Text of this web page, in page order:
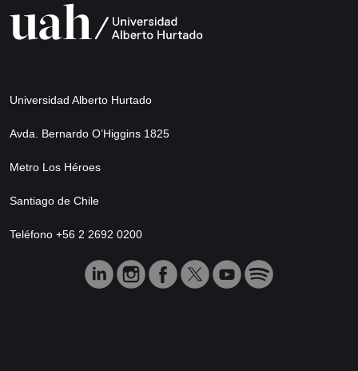
Universidad Alberto Hurtado
Avda. Bernardo O’Higgins 1825
Metro Los Héroes
Santiago de Chile
Teléfono +56 2 2692 0200